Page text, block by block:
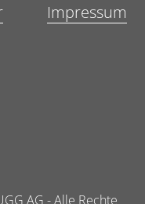
Impressum
AG - Alle Rechte